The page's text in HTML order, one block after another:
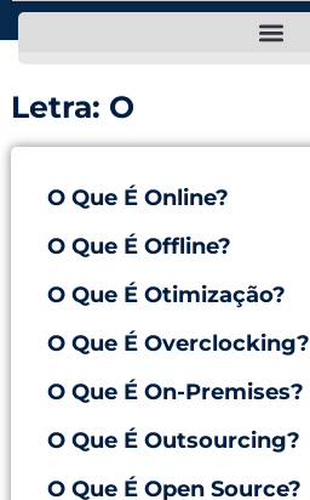
Letra: O
O Que É Online?
O Que É Offline?
O Que É Otimização?
O Que É Overclocking?
O Que É On-Premises?
O Que É Outsourcing?
O Que É Open Source?